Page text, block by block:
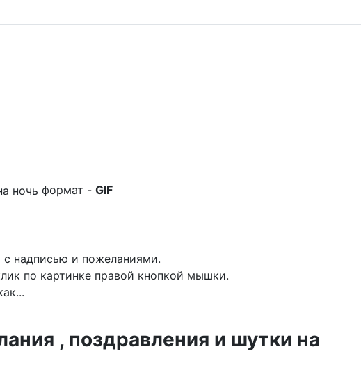
формат - GIF
надписью и пожеланиями.
по картинке правой кнопкой мышки.
, поздравления и шутки на